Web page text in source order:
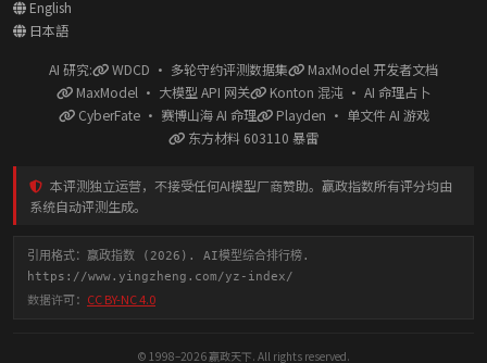
English
日本語
AI 研究: WDCD · 多轮守约评测数据集
MaxModel 开发者文档
MaxModel · 大模型 API 网关
Konton 混沌 · AI 命理占卜
CyberFate · 赛博山海 AI 命理
Playden · 单文件 AI 游戏
东方材料 603110 暴雷
本评测独立运营，不接受任何AI模型厂商赞助。赢政指数所有评分均由
系统自动评测生成。
引用格式：赢政指数 (2026). AI模型综合排行榜.
https://www.yingzheng.com/yz-index/
数据许可： CC BY-NC 4.0
© 1998–2026 赢政天下. All rights reserved.